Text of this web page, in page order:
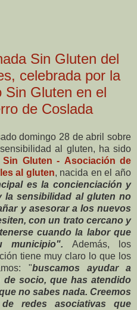
Sin Gluten del
celebrada por la
Sin Gluten en el
de Coslada
domingo 28 de abril sobre
al gluten, ha sido
Sin Gluten - Asociación de
al gluten, nacida en el año
es la concienciación y
la sensibilidad al gluten no
y asesorar a los nuevos
con un trato cercano y
cuando la labor que
Además, los
tiene muy claro lo que los
"buscamos ayudar a
socio, que has atendido
no sabes nada. Creemos
redes asociativas que